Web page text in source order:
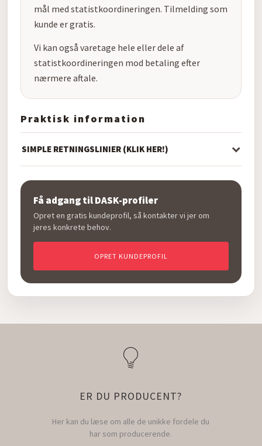
mål med statistkoordineringen. Tilmelding som
kunde er gratis.
Vi kan også varetage hele eller dele af
statistkoordineringen mod betaling efter
nærmere aftale.
Praktisk information
SIMPLE RETNINGSLINIER (KLIK HER!)
Få adgang til DASK-profiler
Opret en gratis kundeprofil, så kontakter vi jer om
jeres konkrete behov.
OPRET KUNDEPROFIL
ER DU PRODUCENT?
Her kan du læse om alle de unikke fordele du
har som producerende.